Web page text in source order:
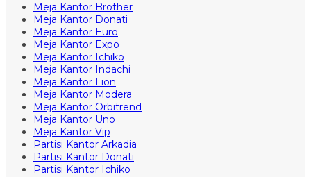
Meja Kantor Brother
Meja Kantor Donati
Meja Kantor Euro
Meja Kantor Expo
Meja Kantor Ichiko
Meja Kantor Indachi
Meja Kantor Lion
Meja Kantor Modera
Meja Kantor Orbitrend
Meja Kantor Uno
Meja Kantor Vip
Partisi Kantor Arkadia
Partisi Kantor Donati
Partisi Kantor Ichiko